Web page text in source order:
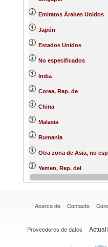
Emiratos Árabes Unidos
Japón
Estados Unidos
No especificados
India
Corea, Rep. de
China
Malasia
Rumania
Otra zona de Asia, no
Yemen, Rep. del
Sudán
Acerca de Contacto
Proveedores de datos